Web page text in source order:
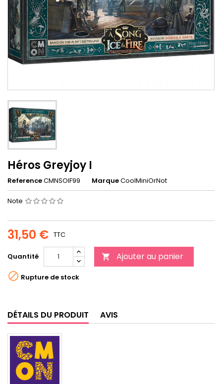
Héros Greyjoy I
ReferenceCMNSOIF99 MarqueCoolMiniOrNot
Note
31,50 € TTC
Quantité  Ajouter au panier
 Rupture de stock
DÉTAILS DU PRODUIT AVIS